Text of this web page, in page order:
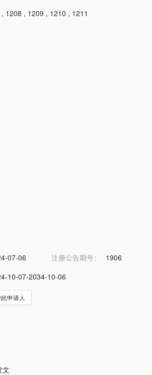
, 1208 , 1209 , 1210 , 1211
07-06 注册公告期号
1906
10-07-2034-10-06
申请人
文